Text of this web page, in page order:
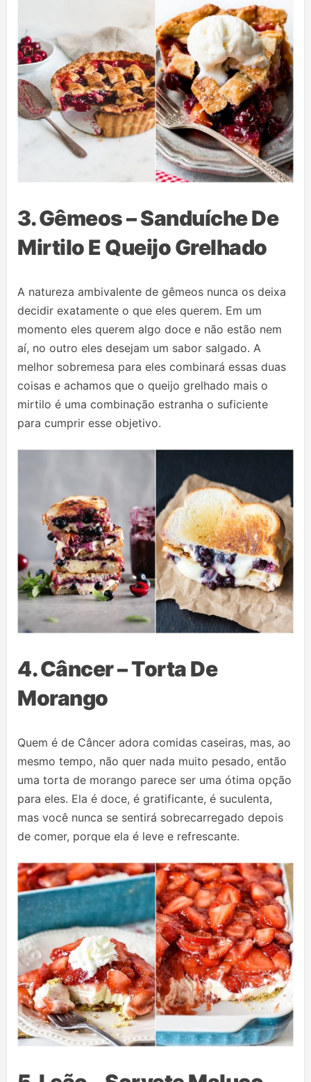
3.Gêmeos – Sanduíche De
Mirtilo E Queijo Grelhado
A natureza ambivalente de gêmeos nunca os deixa
decidir exatamente o que eles querem. Em um
momento eles querem algo doce e não estão nem
aí, no outro eles desejam um sabor salgado. A
melhor sobremesa para eles combinará essas duas
coisas e achamos que o queijo grelhado mais o
mirtilo é uma combinação estranha o suficiente
para cumprir esse objetivo.
4. Câncer – Torta De
Morango
Quem é de Câncer adora comidas caseiras, mas, ao
mesmo tempo, não quer nada muito pesado, então
uma torta de morango parece ser uma ótima opção
para eles. Ela é doce, é gratificante, é suculenta,
mas você nunca se sentirá sobrecarregado depois
de comer, porque ela é leve e refrescante.